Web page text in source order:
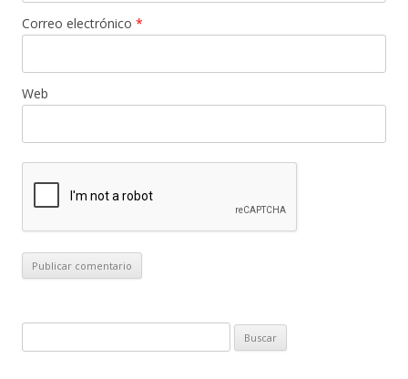
Correo electrónico *
Web
u